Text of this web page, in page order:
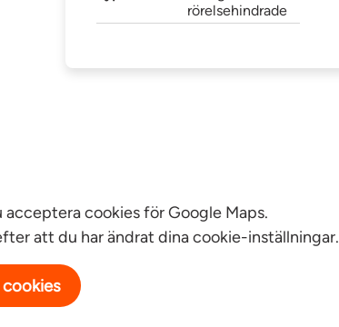
rörelsehindrade
acceptera cookies för Google Maps.
att du har ändrat dina cookie-inställningar.